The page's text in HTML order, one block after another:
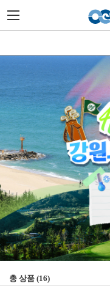
총 상품 (16)